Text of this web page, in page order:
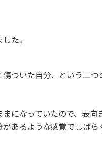
た。
ついた自分、という二つ
になっていたので、表向
あるような感覚でしばら